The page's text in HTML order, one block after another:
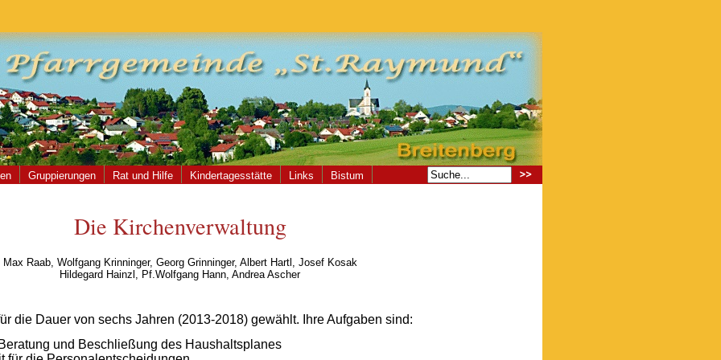
Gruppierungen Rat und Hilfe Kindertagesstätte Links Bistum
Die Kirchenverwaltung
Max Raab, Wolfgang Krinninger, Georg Grinninger, Albert Hartl, Josef Kosak
Hildegard Hainzl, Pf.Wolfgang Hann, Andrea Ascher
die Dauer von sechs Jahren (2013-2018) gewählt. Ihre Aufgaben sind:
und Beschließung des Haushaltsplanes